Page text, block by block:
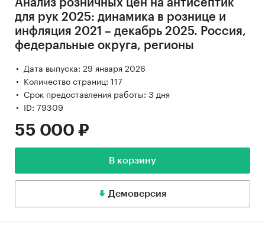
Анализ розничных цен на антисептик
для рук 2025: динамика в рознице и
инфляция 2021 – декабрь 2025. Россия,
федеральные округа, регионы
Дата выпуска: 29 января 2026
Количество страниц: 117
Срок предоставления работы: 3 дня
ID: 79309
55 000 ₽
В корзину
Демоверсия